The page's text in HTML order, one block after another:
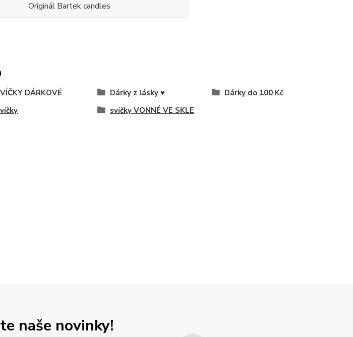
Originál Bartek candles
DÁRKOVÉ Dárky z lásky ♥
Dárky do 100 Kč
svíčky VONNÉ VE SKLE
naše novinky!